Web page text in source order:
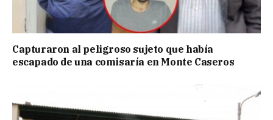
Capturaron al peligroso sujeto que había
escapado de una comisaría en Monte Caseros